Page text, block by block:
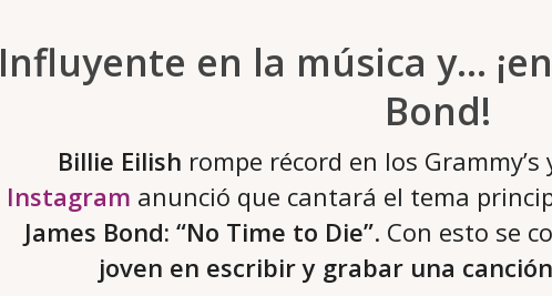
Influyente en la música y…
Bond!
Billie Eilish rompe récord en los
Instagram anunció que cantará el tema
James Bond: “No Time to Die”. Con esto se
joven en escribir y grabar una